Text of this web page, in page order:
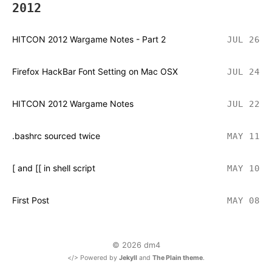
2012
JUL 26
HITCON 2012 Wargame Notes - Part 2
JUL 24
Firefox HackBar Font Setting on Mac OSX
JUL 22
HITCON 2012 Wargame Notes
MAY 11
.bashrc sourced twice
MAY 10
[ and [[ in shell script
MAY 08
First Post
© 2026 dm4
</> Powered by Jekyll and The Plain theme.